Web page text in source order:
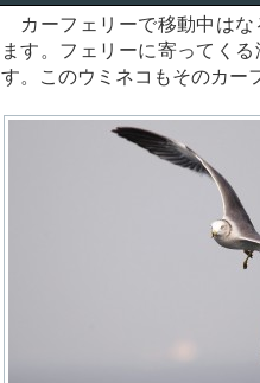
カーフェリーで移動中はな
ます。フェリーに寄ってく
す。このウミネコもそのカー